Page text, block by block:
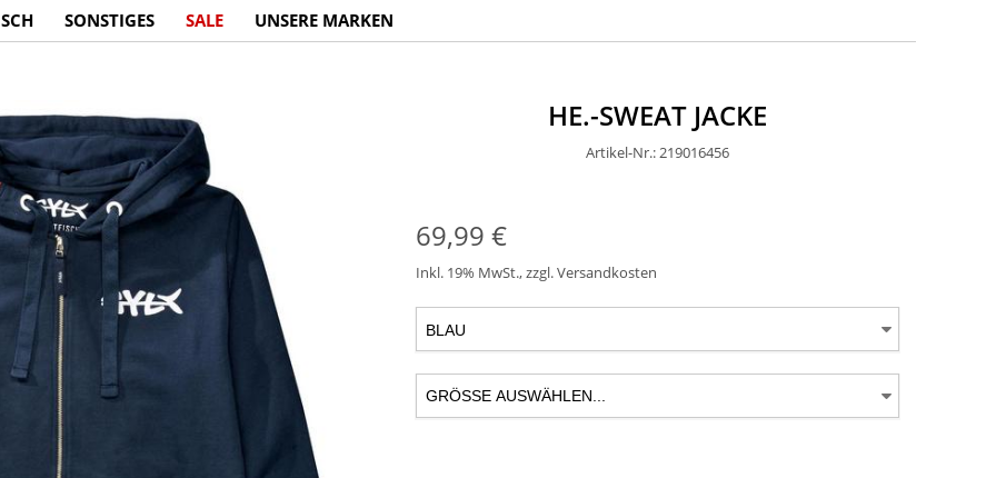
SONSTIGES SALE UNSERE MARKEN
HE.-SWEAT JACKE
Artikel-Nr.: 219016456
69,99 €
Inkl. 19% MwSt.,zzgl.Versandkosten